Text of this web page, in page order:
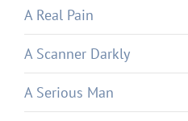
A Real Pain
A Scanner Darkly
A Serious Man